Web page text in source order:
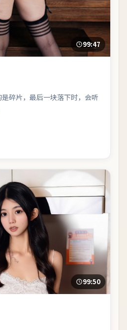
99:47
碎片，最后一块落下时，会听
99:50